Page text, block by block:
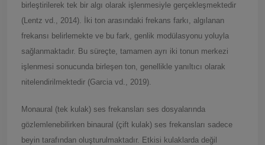
birleştirilerek tek bir algı olarak işlenmesiyle gerçekleşmektedir
(Lentz vd., 2014). İki ton arasındaki frekans farkı, algılanan
frekansı belirlemekte ve bu fark, genlik modülasyonu yoluyla
sağlanmaktadır. Bu süreçte, tamamen ayrı iki tonun merkezi
işlenmesi sonucunda birleşen ton, genellikle yanıltıcı olarak
nitelendirilmektedir (Garcia vd., 2019).
Monaural (tek kulak) ses frekansları ses dosyalarında
gözlemlenebilirken binaural (çift kulak) ses frekansları sadece
beyin tarafından oluşturulmaktadır. Etkisi kulaklarda değil